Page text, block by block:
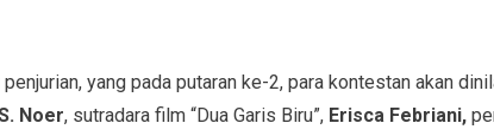
yang pada putaran ke-2, para kontestan akan
Noer, sutradara film “Dua Garis Biru”, Erisca Febriani,